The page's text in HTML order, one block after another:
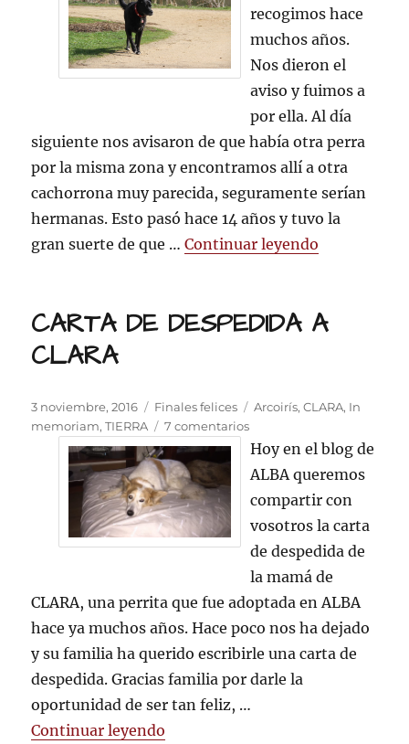
recogimos hace
muchos años.
Nos dieron el
aviso y fuimos a
por ella. Al día
siguiente nos avisaron de que había otra perra
por la misma zona y encontramos allí a otra
cachorrona muy parecida, seguramente serían
hermanas. Esto pasó hace 14 años y tuvo la
gran suerte de que …Continuar leyendo
CARTA DE DESPEDIDA A
CLARA
Publicado
el
3 noviembre, 2016 Categorías
Finales felices Etiquetas
Arcoirís,CLARA, In
memoriam,TIERRA 7 comentariosen
CARTA
DESPEDIDA
A
CLARA
Hoy en el blog de
ALBA queremos
compartir con
vosotros la carta
de despedida de
la mamá de
CLARA, una perrita que fue adoptada en ALBA
hace ya muchos años. Hace poco nos ha dejado
y su familia ha querido escribirle una carta de
despedida. Gracias familia por darle la
oportunidad de ser tan feliz, …
Continuar leyendo